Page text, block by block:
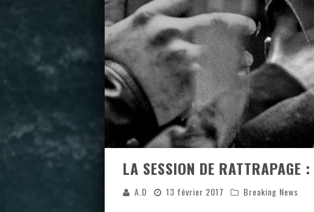
LA SESSION DE RATTRAPAGE
A.D 13 février 2017 Breaking News